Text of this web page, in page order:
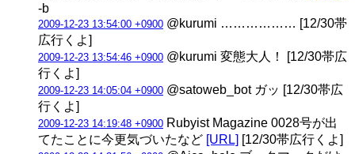
-b
2009-12-23 13:54:00 +0900 @kurumi ……………… [12/30帯
広行くよ]
2009-12-23 13:54:46 +0900 @kurumi 変態大人！ [12/30帯広
行くよ]
2009-12-23 14:05:04 +0900 @satoweb_bot ガッ [12/30帯広
行くよ]
2009-12-23 14:19:48 +0900 Rubyist Magazine 0028号が出
てたことに今更気づいたなど [URL] [12/30帯広行くよ]